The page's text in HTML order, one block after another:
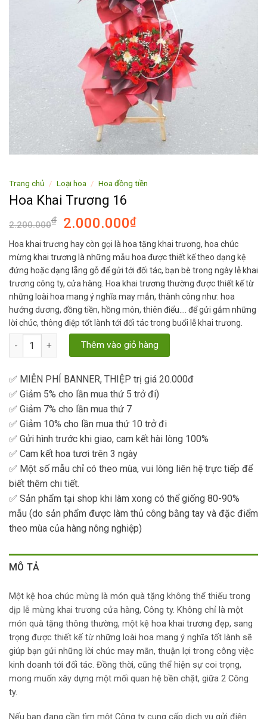
Trang chủ / Loại hoa / Hoa đồng tiền
Hoa Khai Trương 16
2.200.000₫ 2.000.000₫
Hoa khai trương hay còn gọi là hoa tặng khai trương, hoa chúc
mừng khai trương là những mẫu hoa được thiết kế theo dạng kệ
đứng hoặc dạng lẵng gỗ để gửi tới đối tác, bạn bè trong ngày lễ khai
trương công ty, cửa hàng. Hoa khai trương thường được thiết kế từ
những loài hoa mang ý nghĩa may mắn, thành công như: hoa
hướng dương, đồng tiền, hồng môn, thiên điểu…. để gửi gắm những
lời chúc, thông điệp tốt lành tới đối tác trong buổi lễ khai trương.
Hoa Khai Trương 16 số lượngThêm vào giỏ hàng
✅ MIỄN PHÍ BANNER, THIỆP trị giá 20.000đ
✅ Giảm 5% cho lần mua thứ 5 trở đi)
✅ Giảm 7% cho lần mua thứ 7
✅ Giảm 10% cho lần mua thứ 10 trở đi
✅ Gửi hình trước khi giao, cam kết hài lòng 100%
✅ Cam kết hoa tươi trên 3 ngày
✅ Một số mẫu chỉ có theo mùa, vui lòng liên hệ trực tiếp để
biết thêm chi tiết.
✅ Sản phẩm tại shop khi làm xong có thể giống 80-90%
mẫu (do sản phẩm được làm thủ công bằng tay và đặc điểm
theo mùa của hàng nông nghiệp)
MÔ TẢ
Một kệ hoa chúc mừng là món quà tặng không thể thiếu trong
dịp lễ mừng khai trương cửa hàng, Công ty. Không chỉ là một
món quà tặng thông thường, một kệ hoa khai trương đẹp, sang
trọng được thiết kế từ những loài hoa mang ý nghĩa tốt lành sẽ
giúp bạn gửi những lời chúc may mắn, thuận lợi trong công việc
kinh doanh tới đối tác. Đồng thời, cũng thể hiện sự coi trọng,
mong muốn xây dựng một mối quan hệ bền chặt, giữa 2 Công
ty.